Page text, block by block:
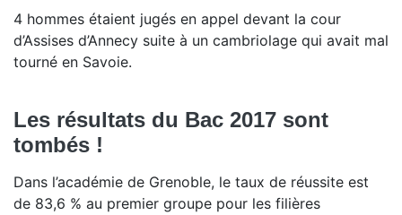
4 hommes étaient jugés en appel devant la cour
d’Assises d’Annecy suite à un cambriolage qui avait mal
tourné en Savoie.
Les résultats du Bac 2017 sont
tombés !
Dans l’académie de Grenoble, le taux de réussite est
de 83,6 % au premier groupe pour les filières